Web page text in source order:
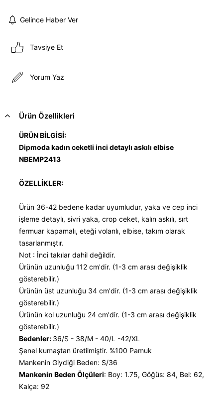
Gelince Haber Ver
Tavsiye Et
Yorum Yaz
Ürün Özellikleri
ÜRÜN BİLGİSİ:
Dipmoda kadın ceketli inci detaylı askılı elbise
NBEMP2413
ÖZELLİKLER:
Ürün 36-42 bedene kadar uyumludur, yaka ve cep inci
işleme detaylı, sivri yaka, crop ceket, kalın askılı, sırt
fermuar kapamalı, eteği volanlı, elbise, takım olarak
tasarlanmıştır.
Not : İnci takılar dahil değildir.
Ürünün uzunluğu 112 cm'dir. (1-3 cm arası değişiklik
gösterebilir.)
Ürünün üst uzunluğu 34 cm'dir. (1-3 cm arası değişiklik
gösterebilir.)
Ürünün kol uzunluğu 24 cm'dir. (1-3 cm arası değişiklik
gösterebilir.)
Bedenler: 36/S - 38/M - 40/L -42/XL
Şenel kumaştan üretilmiştir. %100 Pamuk
Mankenin Giydiği Beden: S/36
Mankenin Beden Ölçüleri: Boy: 1.75, Göğüs: 84, Bel: 62,
Kalça: 92